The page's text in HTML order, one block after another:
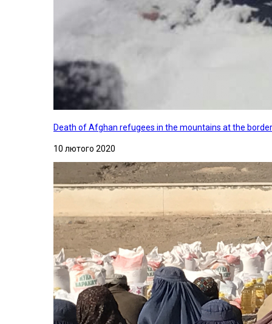
Death of Afghan refugees in the mountains at the
10 лютого 2020